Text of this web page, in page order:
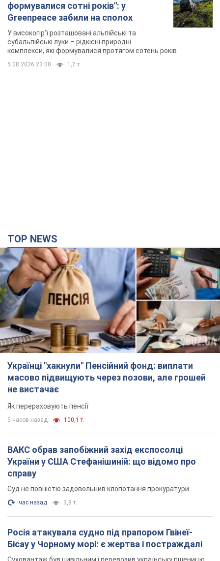
формувалися сотні років": у
Greenpeace забили на сполох
У високогір'ї розташовані альпійські та
субальпійські луки – рідкісні природні
комплекси, які формувалися протягом сотень років
5.08.2026 23:00 1,7 т.
TOP NEWS
Українці "хакнули" Пенсійний фонд: виплати
масово підвищують через позови, але грошей
не вистачає
Як перераховують пенсії
5 часов назад 100,1 т.
ВАКС обрав запобіжний захід експосолці
України у США Стефанішиній: що відомо про
справу
Суд не повністю задовольнив клопотання прокуратури
час назад 3,8 т.
Росія атакувала судно під прапором Гвінеї-
Бісау у Чорному морі: є жертва і постраждалі